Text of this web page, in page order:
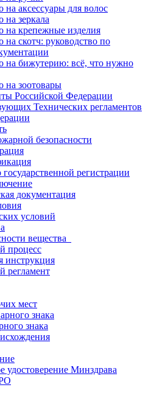
на аксессуары для волос
на зеркала
на крепежные изделия
на скотч: руководство по
на бижутерию: всё, что нужно
на зоотовары
Российской Федерации
Технических регламентов
безопасности
регистрации
документация
условий
вещества
процесс
инструкция
регламент
мест
знака
знака
удостоверение Минздрава